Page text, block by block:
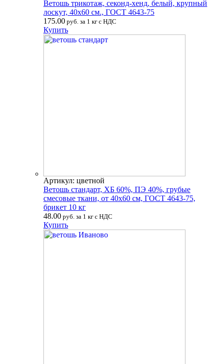
Ветошь трикотаж, секонд-хенд, белый, крупный
лоскут, 40х60 см., ГОСТ 4643-75
175.00 руб. за 1 кг с НДС
Купить
Артикул: цветной
Ветошь стандарт, ХБ 60%, ПЭ 40%, грубые
смесовые ткани, от 40х60 см, ГОСТ 4643-75,
брикет 10 кг
48.00 руб. за 1 кг с НДС
Купить